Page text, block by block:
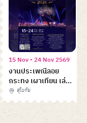
15 Nov - 24 Nov 2569
งานประเพณีลอย
กระทง เผาเทียน เล่น
ไฟ จังหวัดสุโขทัย
ประจำปี 2569
สุโขทัย